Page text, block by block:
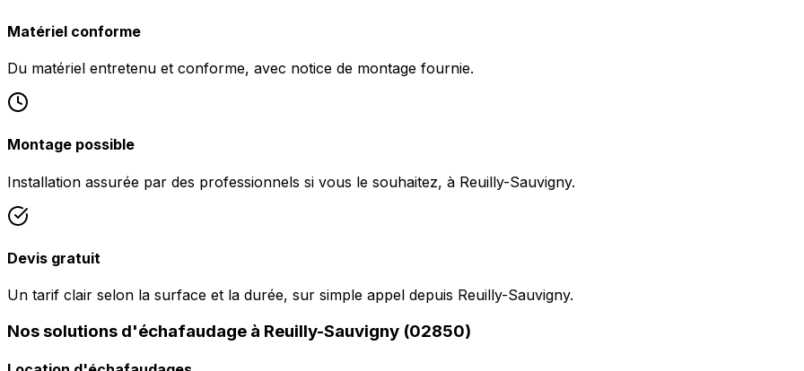
Matériel conforme
Du matériel entretenu et conforme, avec notice de montage fournie.
Montage possible
Installation assurée par des professionnels si vous le souhaitez, à Reuilly-Sauvigny.
Devis gratuit
Un tarif clair selon la surface et la durée, sur simple appel depuis Reuilly-Sauvigny.
Nos solutions d'échafaudage à Reuilly-Sauvigny (02850)